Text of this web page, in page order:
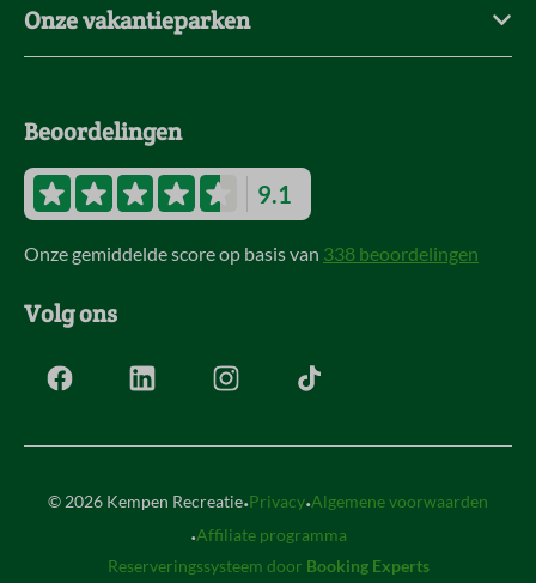
Onze vakantieparken
Beoordelingen
9.1
Onze gemiddelde score op basis van 338 beoordelingen
Volg ons
© 2026 Kempen Recreatie·Privacy·Algemene voorwaarden
·Affiliate programma
Reserveringssysteem door Booking Experts